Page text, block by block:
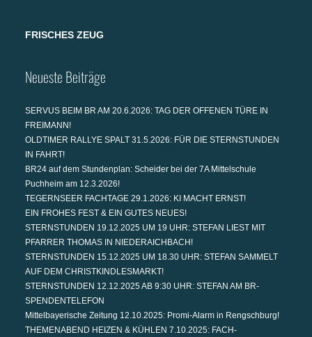
FRISCHES ZEUG
Neueste Beiträge
SERVUS BEIM BR AM 20.6.2026: TAG DER OFFENEN TÜRE IN
FREIMANN!
OLDTIMER RALLYE SPALT 31.5.2026: FÜR DIE STERNSTUNDEN
IN FAHRT!
BR24 auf dem Stundenplan: Scheider bei der 7A Mittelschule
Puchheim am 12.3.2026!
TEGERNSEER FACHTAGE 29.1.2026: KI MACHT ERNST!
EIN FROHES FEST & EIN GUTES NEUES!
STERNSTUNDEN 19.12.2025 UM 19 UHR: STEFAN LIEST MIT
PFARRER THOMAS IN NIEDERAICHBACH!
STERNSTUNDEN 15.12.2025 UM 18.30 UHR: STEFAN SAMMELT
AUF DEM CHRISTKINDLESMARKT!
STERNSTUNDEN 12.12.2025 AB 9:30 UHR: STEFAN AM BR-
SPENDENTELEFON
Mittelbayerische Zeitung 12.10.2025: Promi-Alarm in Rengschburg!
THEMENABEND HEIZEN & KÜHLEN 7.10.2025: FACH-